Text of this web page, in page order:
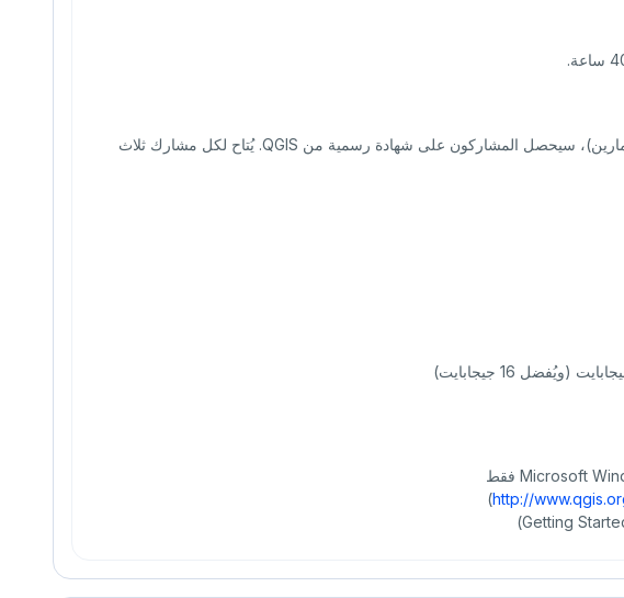
بعد إتمام الدورة بنجاح (إكمال جميع الدروس واجتياز التمارين)، سيحصل المشاركون على شهادة رسمية من QGIS. يُتاح لكل مشارك ثلاث
http://
)